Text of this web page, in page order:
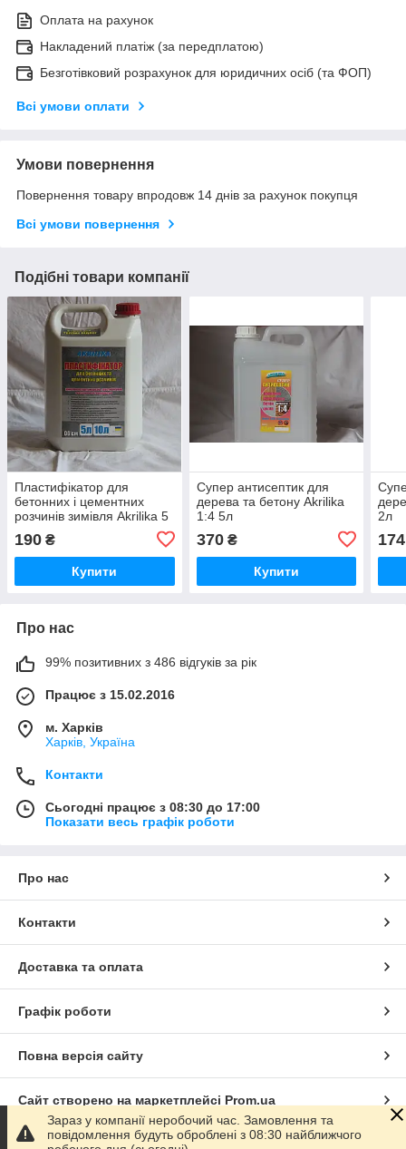
Оплата на рахунок
Накладений платіж (за передплатою)
Безготівковий розрахунок для юридичних осіб (та ФОП)
Всі умови оплати
Умови повернення
Повернення товару впродовж 14 днів за рахунок покупця
Всі умови повернення
Подібні товари компанії
Пластифікатор для
бетонних і цементних
розчинів зимівля Akrilika 5
190 ₴
Купити
Супер антисептик для
дерева та бетону Akrilika
1:4 5л
370₴
Купити
2л
174
Про нас
99% позитивних з 486 відгуків за рік
Працює з 15.02.2016
м. Харків
Харків, Україна
Контакти
Сьогодні працює з 08:30 до 17:00
Показати весь графік роботи
Про нас
Контакти
Доставка та оплата
Графік роботи
Повна версія сайту
Сайт створено на маркетплейсі Prom.ua
Політика конфіденційності
Зараз у компанії неробочий час. Замовлення та
повідомлення будуть оброблені з 08:30 найближчого